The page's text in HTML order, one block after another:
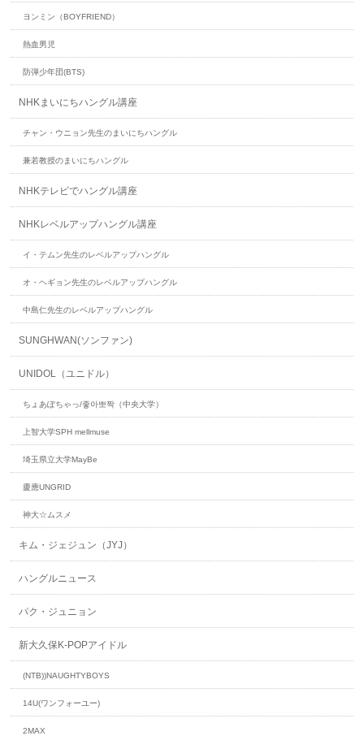
ヨンミン（BOYFRIEND）
熱血男児
防弾少年団(BTS)
NHKまいにちハングル講座
チャン・ウニョン先生のまいにちハングル
兼若教授のまいにちハングル
NHKテレビでハングル講座
NHKレベルアップハングル講座
イ・テムン先生のレベルアップハングル
オ・ヘギョン先生のレベルアップハングル
中島仁先生のレベルアップハングル
SUNGHWAN(ソンファン)
UNIDOL（ユニドル）
ちょあぽちゃっ/좋아뽀짝（中央大学）
上智大学SPH mellmuse
埼玉県立大学MayBe
慶應UNGRID
神大☆ムスメ
キム・ジェジュン（JYJ）
ハングルニュース
パク・ジュニョン
新大久保K-POPアイドル
(NTB))NAUGHTYBOYS
14U(ワンフォーユー)
2MAX